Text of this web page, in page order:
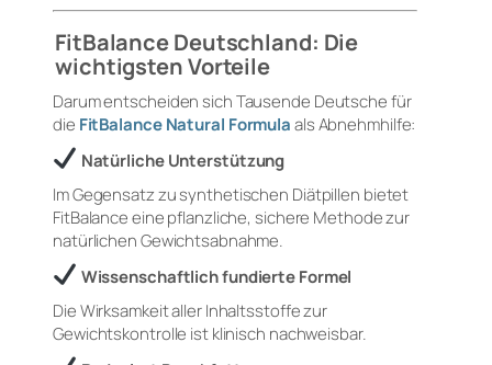
FitBalance Deutschland: Die
wichtigsten Vorteile
Darum entscheiden sich Tausende Deutsche für
die FitBalance Natural Formulaals Abnehmhilfe:
Natürliche Unterstützung
Im Gegensatz zu synthetischen Diätpillen bietet
FitBalance eine pflanzliche, sichere Methode zur
natürlichen Gewichtsabnahme.
Wissenschaftlich fundierte Formel
Die Wirksamkeit aller Inhaltsstoffe zur
Gewichtskontrolle ist klinisch nachweisbar.